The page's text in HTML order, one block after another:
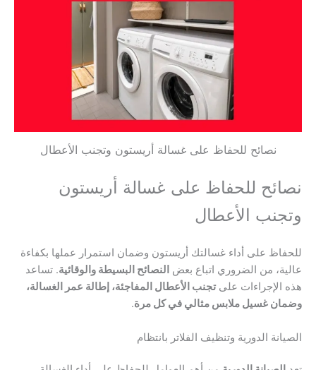
نصائح للحفاظ على غسالة أريستون وتجنب الأعطال
نصائح للحفاظ على غسالة أريستون
وتجنب الأعطال
للحفاظ على أداء غسالتك أريستون وضمان استمرار عملها بكفاءة
عالية، من الضروري اتباع بعض النصائح البسيطة والوقائية. تساعد
هذه الإجراءات علىتجنب الأعطال المفاجئة، إطالة عمر الغسالة،
وضمان غسيل ملابس مثالي في كل مرة.
الصيانة الدورية وتنظيف الفلاتر بانتظام